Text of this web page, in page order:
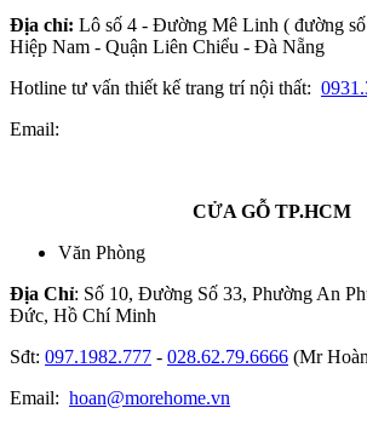
Địa chỉ: Lô số 4 - Đường Mê Linh ( đường
Hiệp Nam - Quận Liên Chiểu - Đà Nẵng
Hotline tư vấn thiết kế trang trí nội thất:
Email:
CỬA GỖ TP.HCM
Văn Phòng
Địa Chỉ: Số 10, Đường Số 33, Phường An
Đức, Hồ Chí Minh
Sđt: 097.1982.777 - 028.62.79.6666 (Mr
Email: hoan@morehome.vn